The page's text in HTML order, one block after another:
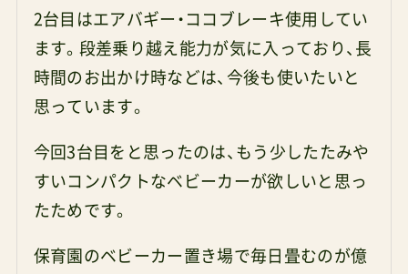
2台目はエアバギー・ココブレーキ使用してい
ます。段差乗り越え能力が気に入っており、長
時間のお出かけ時などは、今後も使いたいと
思っています。
今回3台目をと思ったのは、もう少したたみや
すいコンパクトなベビーカーが欲しいと思っ
たためです。
保育園のベビーカー置き場で毎日畳むのが億